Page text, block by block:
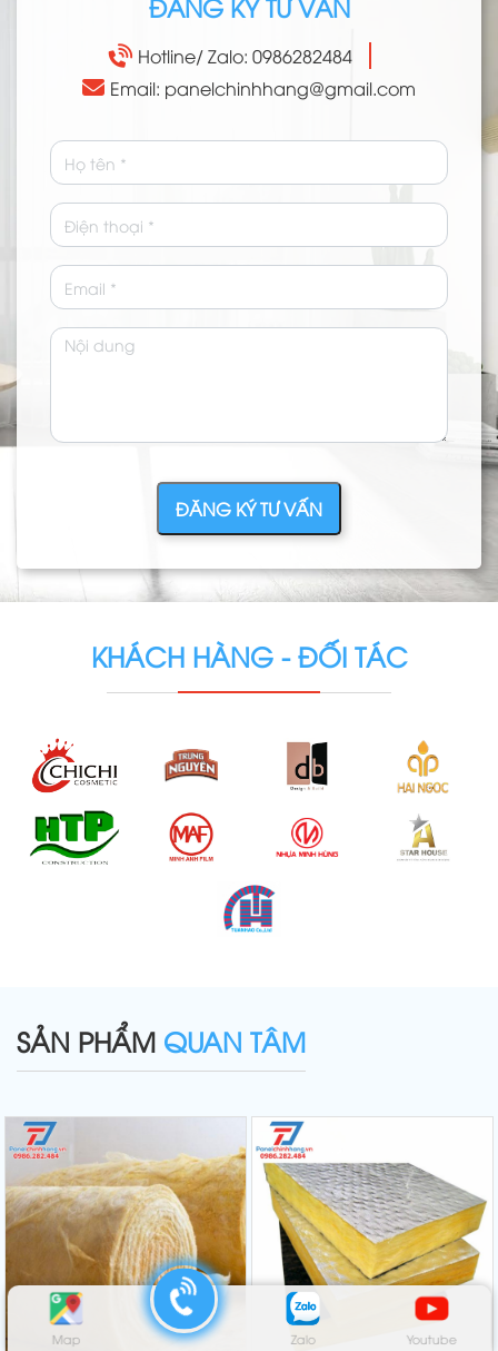
Map Zalo Youtube
ĐĂNG KÝ TƯ VẤN
Hotline/ Zalo: 0986282484
Email: panelchinhhang@gmail.com
ĐĂNG KÝ TƯ VẤN
KHÁCH HÀNG - ĐỐI TÁC
SẢN PHẨM QUAN TÂM